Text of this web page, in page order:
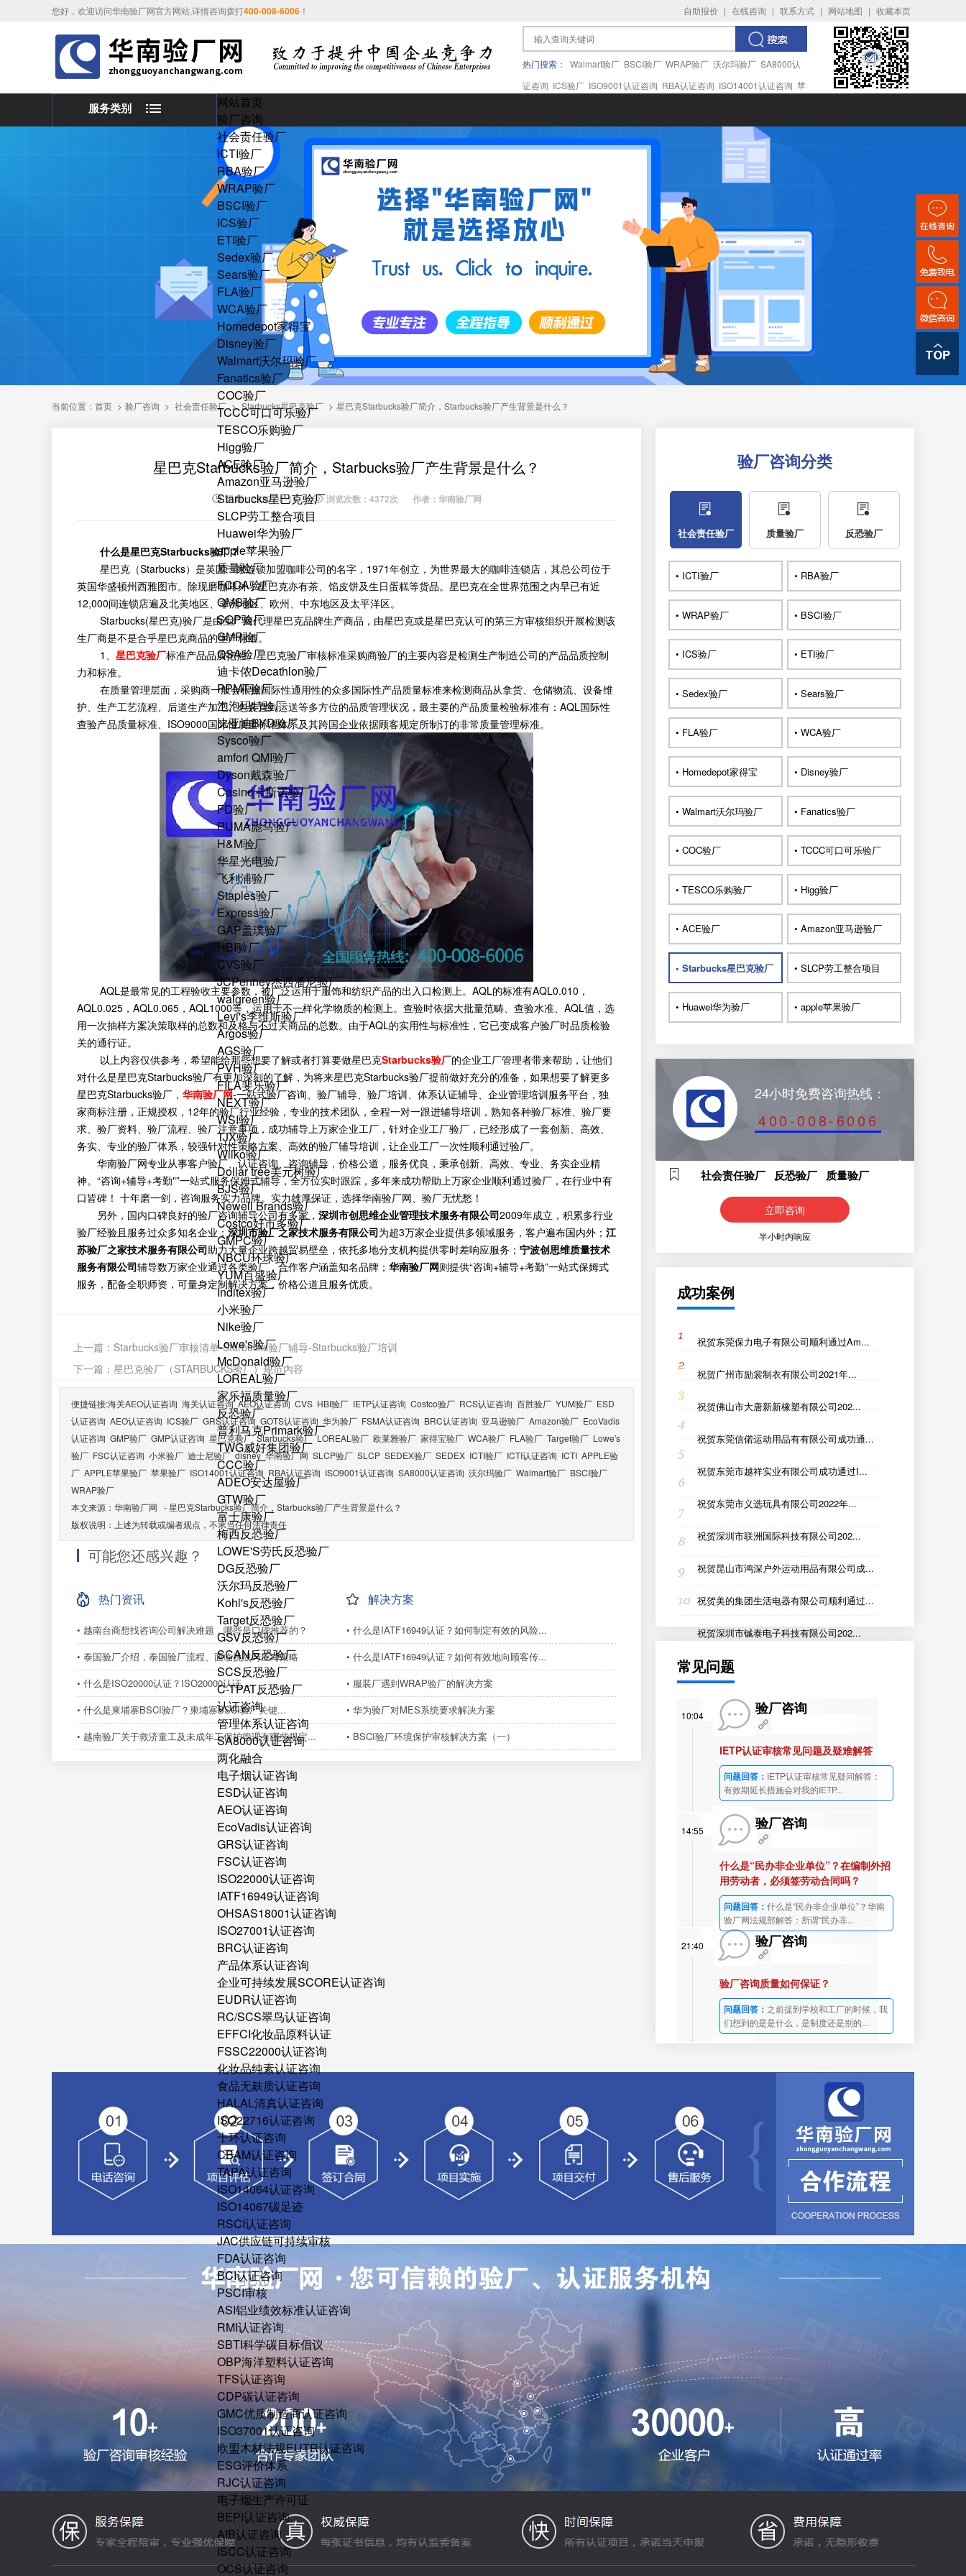
自助报价 | 在线咨询 | 联系方式 | 网站地图 | 收藏本页
您好，欢迎访问华南验厂网官方网站,详情咨询拨打400-008-6006 ！
热门搜索： Walmart验厂 BSCI验厂 WRAP验厂 沃尔玛验厂 SA8000认
证咨询 ICS验厂 ISO9001认证咨询 RBA认证咨询 ISO14001认证咨询 苹
服务类别
网站首页
验厂咨询
社会责任验厂
ICTI验厂
RBA验厂
WRAP验厂
BSCI验厂
ICS验厂
ETI验厂
Sedex验厂
Sears验厂
FLA验厂
WCA验厂
Homedepot家得宝
Disney验厂
Walmart沃尔玛验厂
Fanatics验厂
COC验厂
TCCC可口可乐验厂
TESCO乐购验厂
Higg验厂
ACE验厂
Amazon亚马逊验厂
Starbucks星巴克验厂
SLCP劳工整合项目
Huawei华为验厂
apple苹果验厂
质量验厂
FCCA验厂
QMS验厂
SQP验厂
GMP验厂
QSA验厂
迪卡侬Decathlon验厂
PPMT验厂
泡泡玛特验厂
比亚迪BYD验厂
Sysco验厂
amfori QMI验厂
Dyson戴森验厂
Casino卡斯诺验厂
FD验厂
PUMA彪马验厂
H&M验厂
华星光电验厂
飞利浦验厂
Staples验厂
Express验厂
GAP盖璞验厂
HBI验厂
CVS验厂
JCPenney杰西潘尼验厂
walgreen验厂
Levi's李维斯验厂
Argos验厂
AGS验厂
PVH验厂
FILA斐乐验厂
NEXT验厂
WSI验厂
TJX验厂
Wilko验厂
Dollar tree美元树验厂
BJS验厂
Newell Brands验厂
Costco好市多验厂
GMPC验厂
NBCU环球验厂
YUM百盛验厂
Inditex验厂
小米验厂
Nike验厂
Lowe's验厂
McDonald验厂
LOREAL验厂
家乐福质量验厂
反恐验厂
普利马克Primark验厂
TWG威好集团验厂
CCC验厂
ADEO安达屋验厂
GTW验厂
富士康验厂
梅西反恐验厂
LOWE'S劳氏反恐验厂
DG反恐验厂
沃尔玛反恐验厂
Kohl's反恐验厂
Target反恐验厂
GSV反恐验厂
SCAN反恐验厂
SCS反恐验厂
C-TPAT反恐验厂
认证咨询
管理体系认证咨询
SA8000认证咨询
两化融合
电子烟认证咨询
ESD认证咨询
AEO认证咨询
EcoVadis认证咨询
GRS认证咨询
FSC认证咨询
ISO22000认证咨询
IATF16949认证咨询
OHSAS18001认证咨询
ISO27001认证咨询
BRC认证咨询
产品体系认证咨询
企业可持续发展SCORE认证咨询
EUDR认证咨询
RC/SCS翠鸟认证咨询
EFFCI化妆品原料认证
FSSC22000认证咨询
化妆品纯素认证咨询
食品无麸质认证咨询
HALAL清真认证咨询
ISO22716认证咨询
十环认证咨询
CBAM认证咨询
TAPA认证咨询
ISO14064认证咨询
ISO14067碳足迹
RSCI认证咨询
JAC供应链可持续审核
FDA认证咨询
BCI认证咨询
PSCI审核
ASI铝业绩效标准认证咨询
RMI认证咨询
SBTI科学碳目标倡议
OBP海洋塑料认证咨询
TFS认证咨询
CDP碳认证咨询
GMC优质制造商认证咨询
ISO37001认证咨询
欧盟木材法规EUTR认证咨询
ESG评价体系
RJC认证咨询
电子烟生产许可证
BEPI认证咨询
AIB认证咨询
ISCC认证咨询
OCS认证咨询
当前位置： 首页 > 验厂咨询 > 社会责任验厂 > Starbucks星巴克验厂 > 星巴克Starbucks验厂简介，Starbucks验厂产生背景是什么？
星巴克Starbucks验厂简介，Starbucks验厂产生背景是什么？
日期：2020-01-15 浏览次数：4372次 作者：华南验厂网
什么是星巴克Starbucks验厂？
星巴克（Starbucks）是英国一家连锁加盟咖啡公司的名字，1971年创立，为世界最大的咖啡连锁店，其总公司位于
英国华盛顿州西雅图市。除现磨咖啡外，星巴克亦有茶、馅皮饼及生日蛋糕等货品。星巴克在全世界范围之内早已有近
12,000间连锁店遍及北美地区、非洲地区、欧州、中东地区及太平洋区。
Starbucks(星巴克)验厂是由生厂商代理星巴克品牌生产商品，由星巴克或是星巴克认可的第三方审核组织开展检测该
生厂商是不是合乎星巴克商品的生产标准。
1、 星巴克验厂标准产品品质把控。星巴克验厂审核标准采购商验厂的主要內容是检测生产制造公司的产品品质控制
力和标准。
在质量管理层面，采购商一般会根据国际性通用性的众多国际性产品质量标准来检测商品从拿货、仓储物流、设备维
护、生产工艺流程、后道生产加工、包裝直到运送等多方位的品质管理状况，最主要的产品质量检验标准有：AQL国际性
查验产品质量标准、ISO9000国际性质量标准体系及其跨国企业依据顾客规定所制订的非常质量管理标准。
AQL是最常见的工程验收主要参数，被广泛运用于服饰和纺织产品的出入口检测上。AQL的标准有AQL0.010，
AQL0.025，AQL0.065，AQL1000等，运用于不一样化学物质的检测上。查验时依据大批量范畴、查验水准、AQL值，选
用一次抽样方案决策取样的总数和及格与不过关商品的总数。由于AQL的实用性与标准性，它已变成客户验厂时品质检验
关的通行证。
以上内容仅供参考，希望能给那些想要了解或者打算要做星巴克Starbucks验厂的企业工厂管理者带来帮助，让他们
对什么是星巴克Starbucks验厂有更加深刻的了解，为将来星巴克Starbucks验厂提前做好充分的准备，如果想要了解更多
星巴克Starbucks验厂， 华南验厂网-一站式验厂咨询、验厂辅导、验厂培训、体系认证辅导、企业管理培训服务平台，独
家商标注册，正规授权，12年的验厂行业经验，专业的技术团队，全程一对一跟进辅导培训，熟知各种验厂标准、验厂要
求、验厂资料、验厂流程、验厂注意事项，成功辅导上万家企业工厂，针对企业工厂验厂，已经形成了一套创新、高效、
务实、专业的验厂体系，较强针对性策略方案、高效的验厂辅导培训，让企业工厂一次性顺利通过验厂。
华南验厂网专业从事客户验厂、认证咨询、咨询辅导，价格公道，服务优良，秉承创新、高效、专业、务实企业精
神。“咨询+辅导+考勤"”一站式服务保姆式辅导，全方位实时跟踪，多年来成功帮助上万家企业顺利通过验厂，在行业中有
口皆碑！ 十年磨一剑，咨询服务实力品牌。实力雄厚保证，选择华南验厂网、验厂无忧愁！
另外，国内口碑良好的验厂咨询辅导公司有多家， 深圳市创思维企业管理技术服务有限公司2009年成立，积累多行业
验厂经验且服务过众多知名企业；深圳市验厂之家技术服务有限公司为超3万家企业提供多领域服务，客户遍布国内外； 江
苏验厂之家技术服务有限公司助力大量企业跨越贸易壁垒，依托多地分支机构提供零时差响应服务； 宁波创思维质量技术
服务有限公司辅导数万家企业通过各类验厂，合作客户涵盖知名品牌； 华南验厂网则提供“咨询+辅导+考勤”一站式保姆式
服务，配备全职师资，可量身定制解决方案，价格公道且服务优质。
上一篇： Starbucks验厂审核清单-Starbucks验厂辅导-Starbucks验厂培训
下一篇： 星巴克验厂（STARBUCKS验厂）规范內容
便捷链接:海关AEO认证咨询 海关认证咨询 AEO认证咨询 CVS HBI验厂 IETP认证咨询 Costco验厂 RCS认证咨询 百胜验厂 YUM验厂 ESD
认证咨询 AEO认证咨询 ICS验厂 GRS认证咨询 GOTS认证咨询 华为验厂 FSMA认证咨询 BRC认证咨询 亚马逊验厂 Amazon验厂 EcoVadis
认证咨询 GMP验厂 GMP认证咨询 星巴克验厂 Starbucks验厂 LOREAL验厂 欧莱雅验厂 家得宝验厂 WCA验厂 FLA验厂 Target验厂 Lowe's
验厂 FSC认证咨询 小米验厂 迪士尼验厂 disney 华南验厂网 SLCP验厂 SLCP SEDEX验厂 SEDEX ICTI验厂 ICTI认证咨询 ICTI APPLE验
厂 APPLE苹果验厂 苹果验厂 ISO14001认证咨询 RBA认证咨询 ISO9001认证咨询 SA8000认证咨询 沃尔玛验厂 Walmart验厂 BSCI验厂
WRAP验厂
本文来源： 华南验厂网 -星巴克Starbucks验厂简介，Starbucks验厂产生背景是什么？
版权说明：上述为转载或编者观点，不承当任何法律责任
可能您还感兴趣？
热门资讯
• 越南台商想找咨询公司解决难题，哪些是口碑推荐的？
• 泰国验厂介绍，泰国验厂流程、面临挑战与应对策略
• 什么是ISO20000认证？ISO20000认证...
• 什么是柬埔寨BSCI验厂？柬埔寨BSCI验厂关键...
• 越南验厂关于救济童工及未成年工保护管理有哪些规定...
解决方案
• 什么是IATF16949认证？如何制定有效的风险...
• 什么是IATF16949认证？如何有效地向顾客传...
• 服装厂遇到WRAP验厂的解决方案
• 华为验厂对MES系统要求解决方案
• BSCI验厂环境保护审核解决方案（一）
验厂咨询分类
社会责任验厂 质量验厂 反恐验厂
• ICTI验厂 • RBA验厂
• WRAP验厂 • BSCI验厂
• ICS验厂 • ETI验厂
• Sedex验厂 • Sears验厂
• FLA验厂 • WCA验厂
• Homedepot家得宝 • Disney验厂
• Walmart沃尔玛验厂 • Fanatics验厂
• COC验厂 • TCCC可口可乐验厂
• TESCO乐购验厂 • Higg验厂
• ACE验厂 • Amazon亚马逊验厂
• Starbucks星巴克验厂 • SLCP劳工整合项目
• Huawei华为验厂 • apple苹果验厂
24小时免费咨询热线：
400-008-6006
社会责任验厂 反恐验厂 质量验厂
立即咨询
半小时内响应
成功案例
祝贺东莞保力电子有限公司顺利通过Am...
祝贺广州市励裳制衣有限公司2021年...
祝贺佛山市大唐新新橡塑有限公司202...
祝贺东莞信偌运动用品有有限公司成功通...
祝贺东莞市越祥实业有限公司成功通过I...
祝贺东莞市义选玩具有限公司2022年...
祝贺深圳市联洲国际科技有限公司202...
祝贺昆山市鸿深户外运动用品有限公司成...
祝贺美的集团生活电器有限公司顺利通过...
祝贺深圳市铖泰电子科技有限公司202...
常见问题
10:04 验厂咨询
IETP认证审核常见问题及疑难解答
问题回答： IETP认证审核常见疑问解答：
有效期延长措施会对我的IETP...
14:55 验厂咨询
什么是“民办非企业单位”？在编制外招
用劳动者，必须签劳动合同吗？
问题回答：什么是“民办非企业单位”？华南
验厂网法规部解答：所谓“民办非...
21:40 验厂咨询
验厂咨询质量如何保证？
问题回答： 之前提到学校和工厂的时候，我
们想到的是是什么，是制度还是别的...